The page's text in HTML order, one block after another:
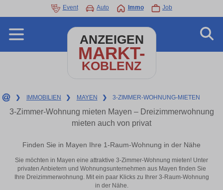
Event Auto Immo Job
ANZEIGEN
MARKT-
KOBLENZ
❯ IMMOBILIEN ❯ MAYEN ❯ 3-ZIMMER-WOHNUNG-MIETEN
3-Zimmer-Wohnung mieten Mayen – Dreizimmerwohnung
mieten auch von privat
Finden Sie in Mayen Ihre 1-Raum-Wohnung in der Nähe
Sie möchten in Mayen eine attraktive 3-Zimmer-Wohnung mieten! Unter
privaten Anbietern und Wohnungsunternehmen aus Mayen finden Sie
Ihre Dreizimmerwohnung. Mit ein paar Klicks zu Ihrer 3-Raum-Wohnung
in der Nähe.